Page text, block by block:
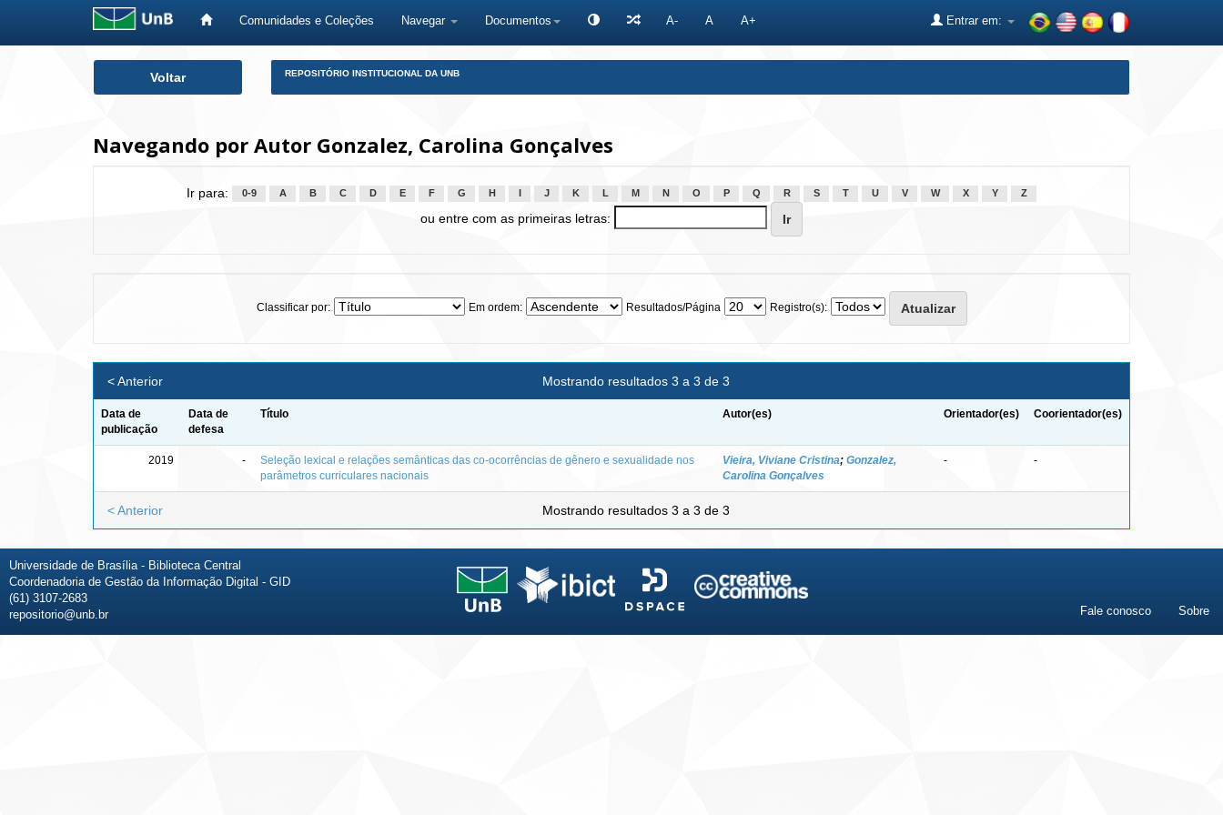
Comunidades e Coleções Navegar Documentos A- A A+ Entrar em:
Voltar REPOSITÓRIO INSTITUCIONAL DA UNB
Navegando por Autor Gonzalez, Carolina Gonçalves
Ir para: 0-9 A B C D E F G H J K L M N O P Q R S T U V W X Y Z
ou entre com as primeiras letras:
Classificar por: Em ordem: Resultados/Página Registro(s):
Mostrando resultados 3 a 3 de 3
< Anterior
Data de
publicação
Data de
defesa
Título Autor(es) Orientador(es) Coorientador(es)
2019 -
Seleção lexical e relações semânticas das co-ocorrências de gênero e sexualidade nos
parâmetros curriculares nacionais
Vieira, Viviane Cristina; Gonzalez,
Carolina Gonçalves
- -
Mostrando resultados 3 a 3 de 3
< Anterior
Universidade de Brasília - Biblioteca Central
Coordenadoria de Gestão da Informação Digital - GID
(61) 3107-2683
repositorio@unb.br
Fale conosco Sobre